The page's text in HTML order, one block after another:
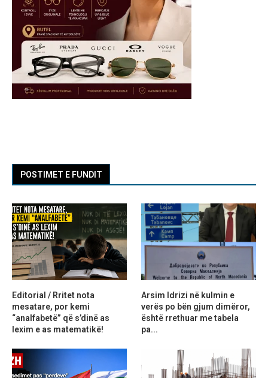
POSTIMET E FUNDIT
Editorial / Rritet nota
mesatare, por kemi
“analfabetë” që s’dinë as
lexim e as matematikë!
Arsim Idrizi në kulmin e
verës po bën gjum dimëror,
është rrethuar me tabela
pa...